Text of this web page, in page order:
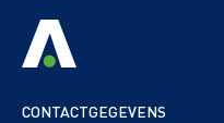
CONTACTGEGEVENS